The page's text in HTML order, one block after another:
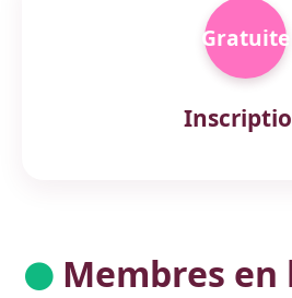
Gratuite
Membres en